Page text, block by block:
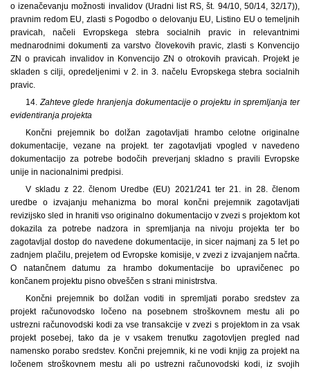
o izenačevanju možnosti invalidov (Uradni list RS, št. 94/10, 50/14, 32/17)),
pravnim redom EU, zlasti s Pogodbo o delovanju EU, Listino EU o temeljnih
pravicah, načeli Evropskega stebra socialnih pravic in relevantnimi
mednarodnimi dokumenti za varstvo človekovih pravic, zlasti s Konvencijo
ZN o pravicah invalidov in Konvencijo ZN o otrokovih pravicah. Projekt je
skladen s cilji, opredeljenimi v 2. in 3. načelu Evropskega stebra socialnih
pravic.
14.Zahteve glede hranjenja dokumentacije o projektu in spremljanja ter
evidentiranja projekta
Končni prejemnik bo dolžan zagotavljati hrambo celotne originalne
dokumentacije, vezane na projekt. ter zagotavljati vpogled v navedeno
dokumentacijo za potrebe bodočih preverjanj skladno s pravili Evropske
unije in nacionalnimi predpisi.
V skladu z 22. členom Uredbe (EU) 2021/241 ter 21. in 28. členom
uredbe o izvajanju mehanizma bo moral končni prejemnik zagotavljati
revizijsko sled in hraniti vso originalno dokumentacijo v zvezi s projektom kot
dokazila za potrebe nadzora in spremljanja na nivoju projekta ter bo
zagotavljal dostop do navedene dokumentacije, in sicer najmanj za 5 let po
zadnjem plačilu, prejetem od Evropske komisije, v zvezi z izvajanjem načrta.
O natančnem datumu za hrambo dokumentacije bo upravičenec po
končanem projektu pisno obveščen s strani ministrstva.
Končni prejemnik bo dolžan voditi in spremljati porabo sredstev za
projekt računovodsko ločeno na posebnem stroškovnem mestu ali po
ustrezni računovodski kodi za vse transakcije v zvezi s projektom in za vsak
projekt posebej, tako da je v vsakem trenutku zagotovljen pregled nad
namensko porabo sredstev. Končni prejemnik, ki ne vodi knjig za projekt na
ločenem stroškovnem mestu ali po ustrezni računovodski kodi, iz svojih